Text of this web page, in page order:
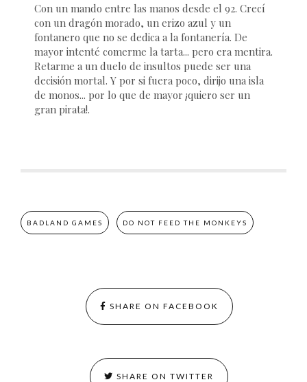
Con un mando entre las manos desde el 92. Crecí
con un dragón morado, un erizo azul y un
fontanero que no se dedica a la fontanería. De
mayor intenté comerme la tarta... pero era mentira.
Retarme a un duelo de insultos puede ser una
decisión mortal. Y por si fuera poco, dirijo una isla
de monos... por lo que de mayor ¡quiero ser un
gran pirata!.
BADLAND GAMES DO NOT FEED THE MONKEYS
SHARE ON FACEBOOK
SHARE ON TWITTER